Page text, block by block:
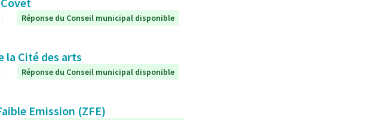
Réponse du Conseil municipal disponible
la Cité des arts
Réponse du Conseil municipal disponible
Emission (ZFE)